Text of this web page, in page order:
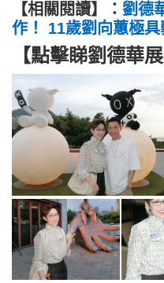
【相關閱讀】： 劉德
作！ 11歲劉向蕙極
【點擊睇劉德華